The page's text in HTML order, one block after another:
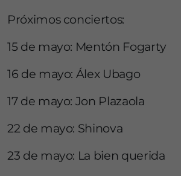
Próximos conciertos:
15 de mayo: Mentón Fogarty
16 de mayo: Álex Ubago
17 de mayo: Jon Plazaola
22 de mayo: Shinova
23 de mayo: La bien querida